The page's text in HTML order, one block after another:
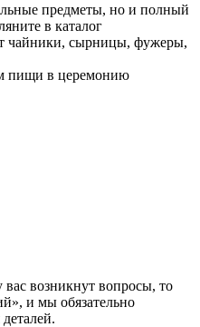
предметы, но и полный
в каталог
чайники, сырницы, фужеры,
пищи в церемонию
вас возникнут вопросы, то
и мы обязательно